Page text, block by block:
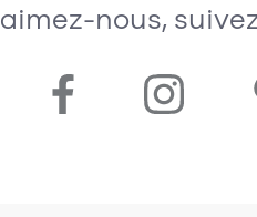
aimez-nous,